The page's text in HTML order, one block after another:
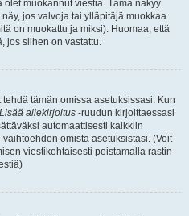
muokannut viestiä. Tämä näkyy
jos valvoja tai ylläpitäjä muokkaa
on muokattu ja miksi). Huomaa, että
jos siihen on vastattu.
tämän omissa asetuksissasi. Kun
Lisää allekirjoitus -ruudun kirjoittaessasi
automaattisesti kaikkiin
omista asetuksistasi. (Voit
viestikohtaisesti poistamalla rastin